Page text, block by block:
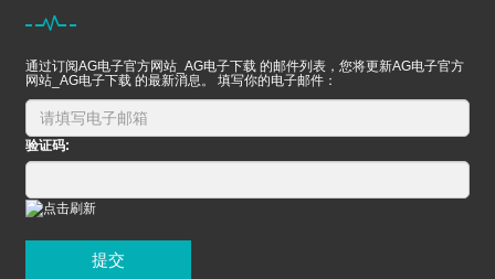
通过订阅AG电子官方网站_AG电子下载 的邮件列表，您将更新AG电子官方
网站_AG电子下载 的最新消息。 填写你的电子邮件：
验证码:
提交